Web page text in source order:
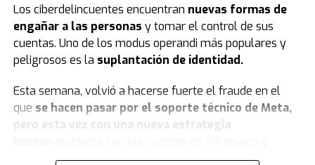
Fuente: TN
el 37% de la población africana accede a la Red, frente
al 81% de los entornos urbanos globales. Además,
90% de las adolescentes y jóvenes en países en
desarrollo siguen sin acceso a Internet, y las
desarrollar habilidades digitales que los hombres.
Una puerta al mundo y a los riesgos
Los ciberdelincuentes encuentran nuevas formas de
engañar a las personas y tomar el control de sus
cuentas. Uno de los modus operandi más populares y
peligrosos es la suplantación de identidad.
Esta semana, volvió a hacerse fuerte el fraude en el
que se hacen pasar por el soporte técnico de Meta,
pero esta vez con una nueva estrategia
usarlas para cometer otros delitos y estafas a los